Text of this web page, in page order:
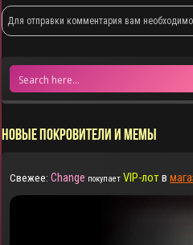
Для отправки комментария вам необходимо
НОВЫЕ ПОКРОВИТЕЛИ И МЕМЫ
Свежее: Change покупает VIP-лотв